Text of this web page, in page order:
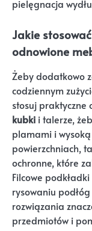
pielęgnacja
Jakie
odnowione
Żeby dodatkowo
codziennym
stosuj praktyczne
kubki i talerze,
plamami i
powierzchniach,
ochronne, które
Filcowe
rysowaniu
rozwiązania
przedmiotów i